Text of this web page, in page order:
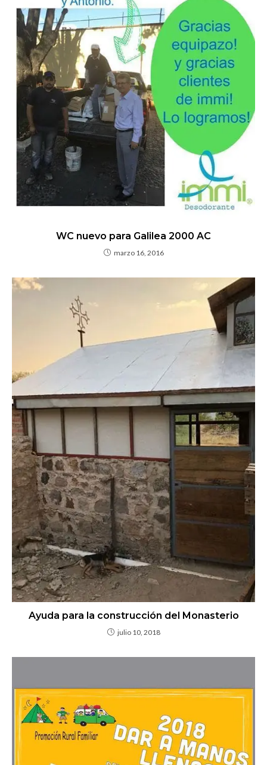
WC nuevo para Galilea 2000 AC
marzo 16, 2016
Ayuda para la construcción del Monasterio
julio 10, 2018